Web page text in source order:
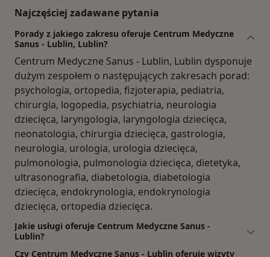
Najczęściej zadawane pytania
Porady z jakiego zakresu oferuje Centrum Medyczne
Sanus - Lublin, Lublin?
Centrum Medyczne Sanus - Lublin, Lublin dysponuje
dużym zespołem o następujących zakresach porad:
psychologia, ortopedia, fizjoterapia, pediatria,
chirurgia, logopedia, psychiatria, neurologia
dziecięca, laryngologia, laryngologia dziecięca,
neonatologia, chirurgia dziecięca, gastrologia,
neurologia, urologia, urologia dziecięca,
pulmonologia, pulmonologia dziecięca, dietetyka,
ultrasonografia, diabetologia, diabetologia
dziecięca, endokrynologia, endokrynologia
dziecięca, ortopedia dziecięca.
Jakie usługi oferuje Centrum Medyczne Sanus -
Lublin?
Czy Centrum Medyczne Sanus - Lublin oferuje wizyty